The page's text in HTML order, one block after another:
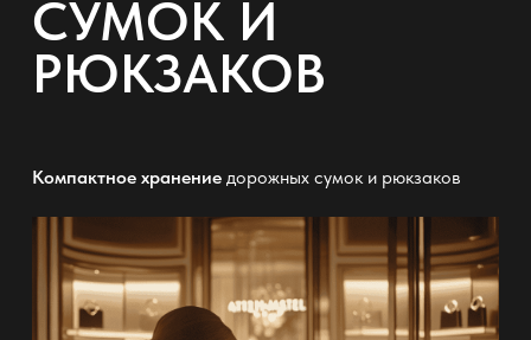
СУМОК И
РЮКЗАКОВ
Компактное хранениедорожных сумок и рюкзаков